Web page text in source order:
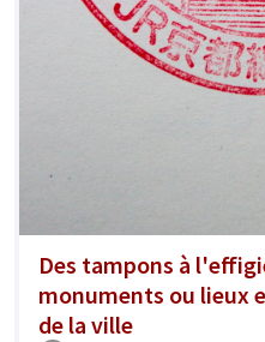
Des tampons à
monuments ou lieux
de la ville